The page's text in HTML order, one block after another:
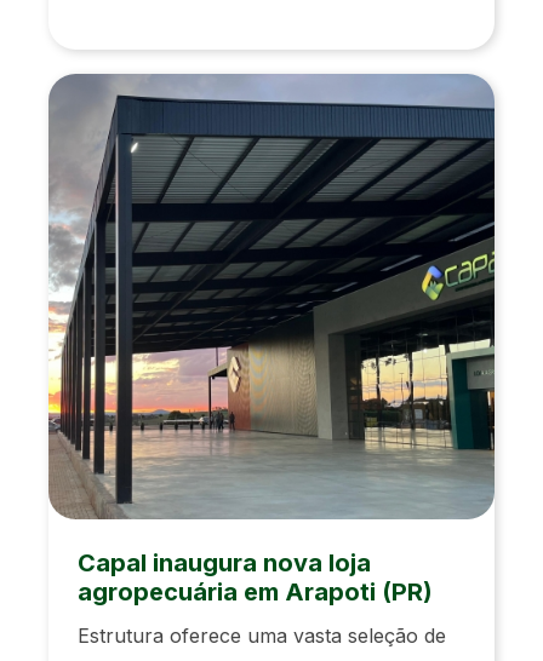
Capal inaugura nova loja
agropecuária em Arapoti (PR)
Estrutura oferece uma vasta seleção de